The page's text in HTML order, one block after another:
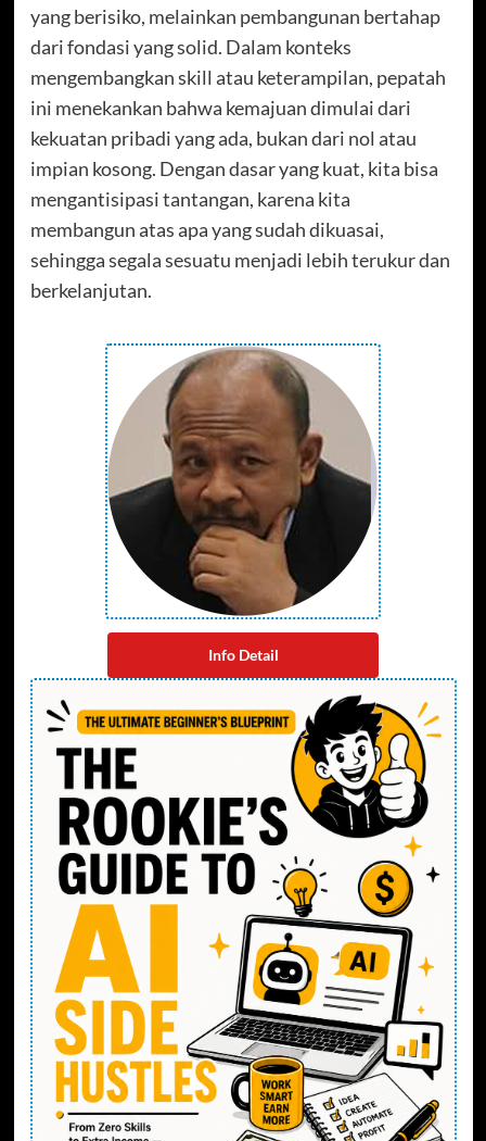
yang berisiko, melainkan pembangunan bertahap
dari fondasi yang solid. Dalam konteks
mengembangkan skill atau keterampilan, pepatah
ini menekankan bahwa kemajuan dimulai dari
kekuatan pribadi yang ada, bukan dari nol atau
impian kosong. Dengan dasar yang kuat, kita bisa
mengantisipasi tantangan, karena kita
membangun atas apa yang sudah dikuasai,
sehingga segala sesuatu menjadi lebih terukur dan
berkelanjutan.
Info Detail